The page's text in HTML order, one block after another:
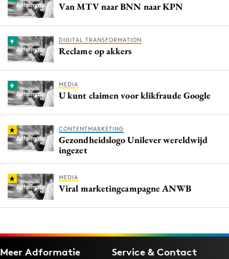
Van MTV naar BNN naar KPN
DIGITAL TRANSFORMATION
Reclame op akkers
MEDIA
U kunt claimen voor klikfraude Google
CONTENTMARKETING
Gezondheidslogo Unilever wereldwijd
ingezet
MEDIA
Viral marketingcampagne ANWB
Meer Adformatie Service & Contact